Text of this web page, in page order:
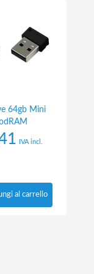
64gb Mini
IVA incl.
al carrello